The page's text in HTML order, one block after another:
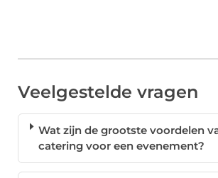
Veelgestelde vragen
Wat zijn de grootste voordelen
catering voor een evenement?